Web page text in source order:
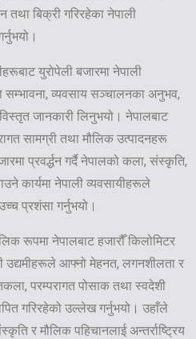
तथा बिक्री गरिरहेका नेपाली
युरोपेली बजारमा नेपाली
सम्भावना, व्यवसाय सञ्चालनका अनुभव,
जानकारी लिनुभयो। नेपालबाट
सामग्री तथा मौलिक उत्पादनहरू
प्रवर्द्धन गर्दै नेपालको कला, संस्कृति,
कार्यमा नेपाली व्यवसायीहरूले
प्रशंसा गर्नुभयो।
रूपमा नेपालबाट हजारौँ किलोमिटर
उद्यमीहरूले आफ्नो मेहनत, लगनशीलता र
परम्परागत पोसाक तथा स्वदेशी
गरिरहेको उल्लेख गर्नुभयो। उहाँले
र मौलिक पहिचानलाई अन्तर्राष्ट्रिय